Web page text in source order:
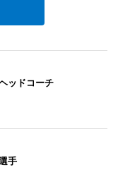
ッドコーチ
手